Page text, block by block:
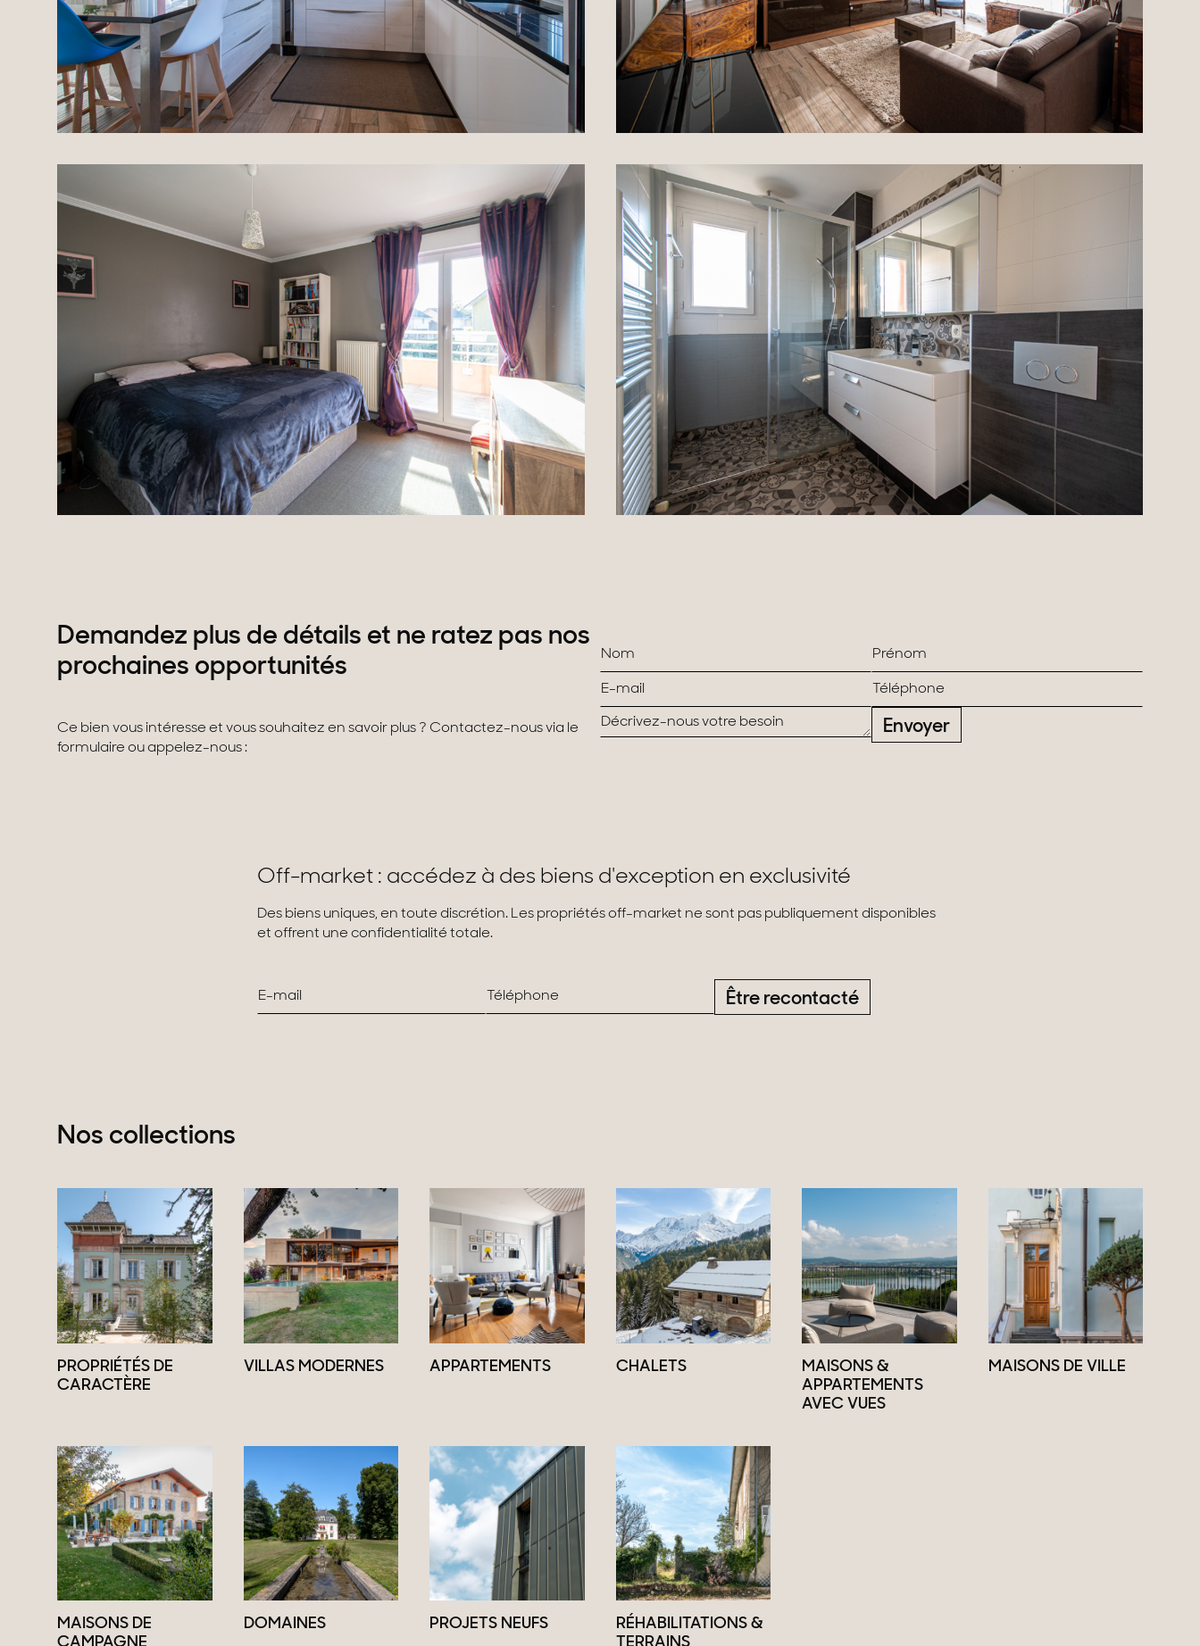
Demandez plus de détails et ne ratez pas nos
prochaines opportunités
Ce bien vous intéresse et vous souhaitez en savoir plus ? Contactez-nous via le
formulaire ou appelez-nous :
Envoyer
Off-market : accédez à des biens d'exception en exclusivité
Des biens uniques, en toute discrétion. Les propriétés off-market ne sont pas publiquement disponibles
et offrent une confidentialité totale.
Être recontacté
Nos collections
PROPRIÉTÉS DE
CARACTÈRE
VILLAS MODERNES APPARTEMENTS CHALETS
MAISONS &
APPARTEMENTS
AVEC VUES
MAISONS DE VILLE
MAISONS DE
DOMAINES PROJETS NEUFS
RÉHABILITATIONS &